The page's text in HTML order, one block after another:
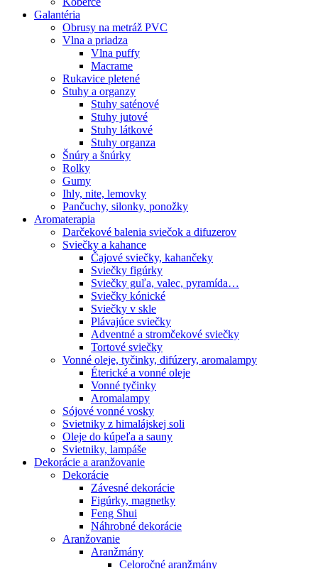
Galantéria
Obrusy na metráž PVC
Vlna a priadza
Vlna puffy
Macrame
Rukavice pletené
Stuhy a organzy
Stuhy saténové
Stuhy jutové
Stuhy látkové
Stuhy organza
Šnúry a šnúrky
Rolky
Gumy
Ihly, nite, lemovky
Pančuchy, silonky, ponožky
Aromaterapia
Darčekové balenia sviečok a difuzerov
Sviečky a kahance
Čajové sviečky, kahančeky
Sviečky figúrky
Sviečky guľa, valec, pyramída…
Sviečky kónické
Sviečky v skle
Plávajúce sviečky
Adventné a stromčekové sviečky
Tortové sviečky
Vonné oleje, tyčinky, difúzery, aromalampy
Éterické a vonné oleje
Vonné tyčinky
Aromalampy
Sójové vonné vosky
Svietniky z himalájskej soli
Oleje do kúpeľa a sauny
Svietniky, lampáše
Dekorácie a aranžovanie
Dekorácie
Závesné dekorácie
Figúrky, magnetky
Feng Shui
Náhrobné dekorácie
Aranžovanie
Aranžmány
Celoročné aranžmány